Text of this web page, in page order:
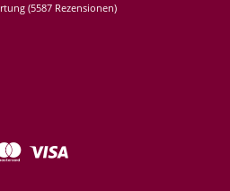
(5587 Rezensionen)